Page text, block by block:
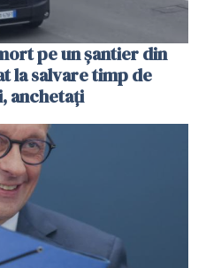
pe un șantier din
la salvare timp de
anchetați